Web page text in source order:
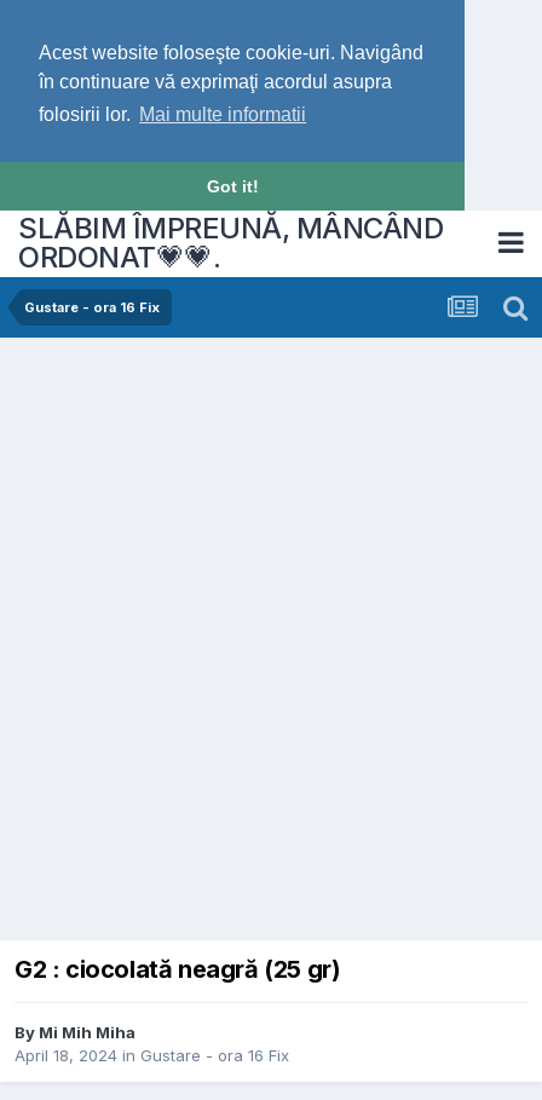
Acest website foloseşte cookie-uri. Navigând
în continuare vă exprimaţi acordul asupra
folosirii lor. Mai multe informatii
Got it!
SLĂBIM ÎMPREUNĂ, MÂNCÂND
ORDONAT💗💗.
Gustare - ora 16 Fix
G2 : ciocolată neagră (25 gr)
By Mi Mih Miha
April 18, 2024 in Gustare - ora 16 Fix